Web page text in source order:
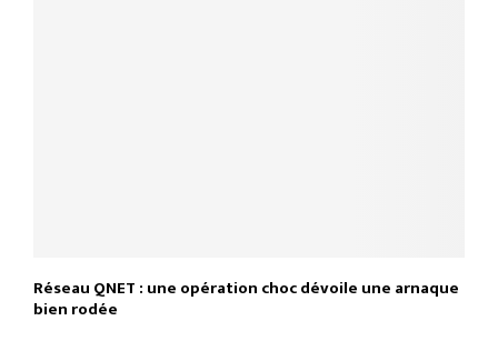
Réseau QNET : une opération choc dévoile une arnaque
bien rodée